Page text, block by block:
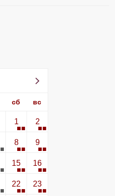
сб вс
1 2
8 9
15 16
22 23